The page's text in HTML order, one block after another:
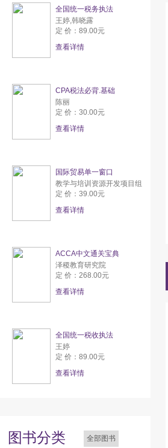
全国统一税务执法
王婷,韩晓露
定 价：89.00元
查看详情
CPA税法必背.基础
陈丽
定 价：30.00元
查看详情
国际贸易单一窗口
教学与培训资源开发项目组
定 价：39.00元
查看详情
ACCA中文通关宝典
泽稷教育研究院
定 价：268.00元
查看详情
全国统一税收执法
王婷
定 价：89.00元
查看详情
图书分类 全部图书